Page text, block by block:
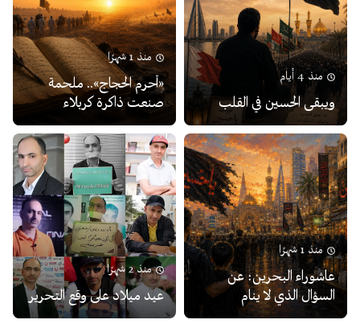
منذ 4 أيام
ويبقى الحسين في القلب
منذ 1 شهرًا
«أحرم الحجاج».. ملحمة
صنعت ذاكرة كربلاء
منذ 1 شهرًا
عاشوراء البحرين: عن
السؤال الذي لا ينام
منذ 2 شهرًا
عيد ميلاد على وقع التحرير